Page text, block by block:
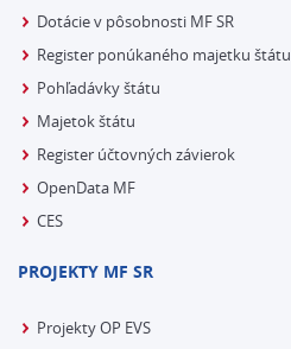
Dotácie v pôsobnosti MF SR
Register ponúkaného majetku štátu
Pohľadávky štátu
Majetok štátu
Register účtovných závierok
OpenData MF
CES
PROJEKTY MF SR
Projekty OP EVS